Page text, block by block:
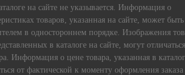
на сайте не указывается. Информация о
товаров, указанная на сайте, может быть
в одностороннем порядке. Изображения
в каталоге на сайте, могут
Информация о цене товара, указанная в
от фактической к моменту оформления заказа